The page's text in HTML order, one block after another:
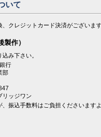
いて
クレジットカード決済がございます
作）
み下さい。
行
部
リッジワン
振込手数料はご負担くださいます